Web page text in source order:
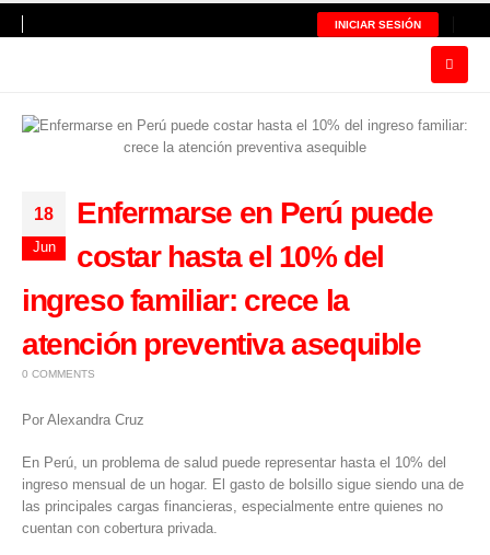
INICIAR SESIÓN
18
Jun
Enfermarse en Perú puede
costar hasta el 10% del
ingreso familiar: crece la
atención preventiva asequible
0 COMMENTS
Por Alexandra Cruz
En Perú , un problema de salud puede representar hasta el 10% del
ingreso mensual de un hogar. El gasto de bolsillo sigue siendo una de
las principales cargas financieras, especialmente entre quienes no
cuentan con cobertura privada.